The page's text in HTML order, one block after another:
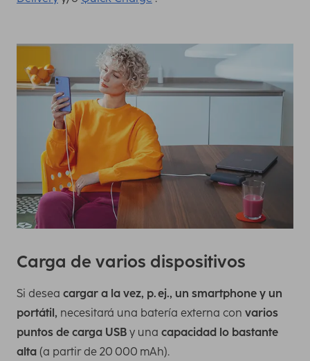
Carga de varios dispositivos
Si desea cargar a la vez, p. ej., un smartphone y un
portátil, necesitará una batería externa con varios
puntos de carga USB y una capacidad lo bastante
alta (a partir de 20 000 mAh).